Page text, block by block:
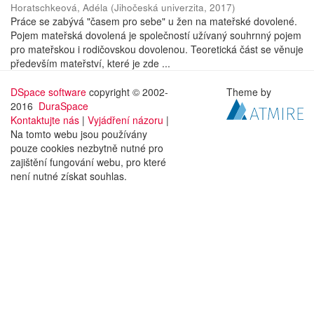
Horatschkeová, Adéla (Jihočeská univerzita, 2017)
Práce se zabývá "časem pro sebe" u žen na mateřské dovolené.
Pojem mateřská dovolená je společností užívaný souhrnný pojem
pro mateřskou i rodičovskou dovolenou. Teoretická část se věnuje
především mateřství, které je zde ...
DSpace software copyright © 2002-
2016 DuraSpace
Kontaktujte nás | Vyjádření názoru |
Na tomto webu jsou používány
pouze cookies nezbytně nutné pro
zajištění fungování webu, pro které
není nutné získat souhlas.
Theme by